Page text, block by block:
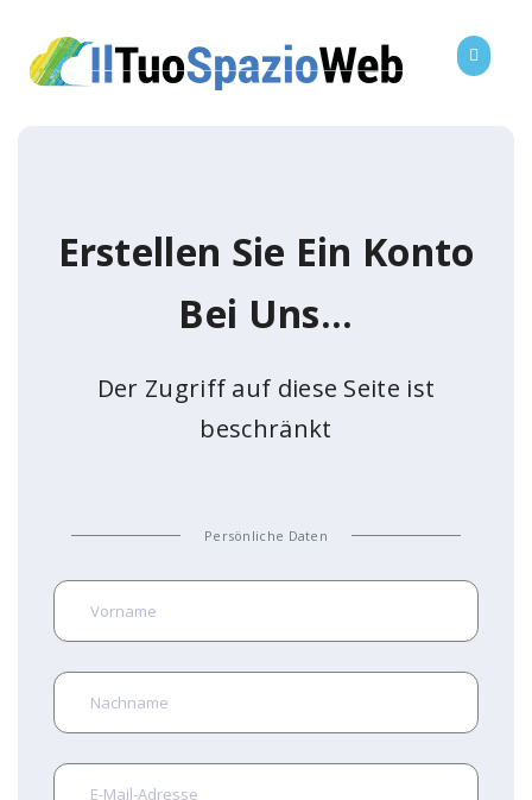
Erstellen Sie Ein Konto
Bei Uns...
Der Zugriff auf diese Seite ist
beschränkt
Persönliche Daten